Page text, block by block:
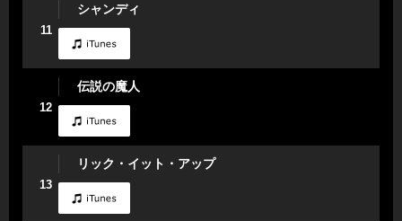
11
シャンディ
12
伝説の魔人
13
リック・イット・アップ